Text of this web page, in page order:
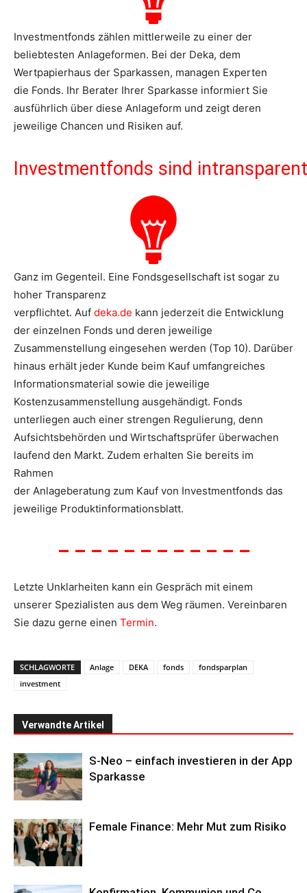
Investmentfonds zählen mittlerweile zu einer der
beliebtesten Anlageformen. Bei der Deka, dem
Wertpapierhaus der Sparkassen, managen Experten
die Fonds. Ihr Berater Ihrer Sparkasse informiert Sie
ausführlich über diese Anlageform und zeigt deren
jeweilige Chancen und Risiken auf.
Investmentfonds sind
Ganz im Gegenteil. Eine Fondsgesellschaft ist sogar zu
hoher Transparenz
verpflichtet. Auf deka.de kann jederzeit die Entwicklung
der einzelnen Fonds und deren jeweilige
Zusammenstellung eingesehen werden (Top 10). Darüber
hinaus erhält jeder Kunde beim Kauf umfangreiches
Informationsmaterial sowie die jeweilige
Kostenzusammenstellung ausgehändigt. Fonds
unterliegen auch einer strengen Regulierung, denn
Aufsichtsbehörden und Wirtschaftsprüfer überwachen
laufend den Markt. Zudem erhalten Sie bereits im
Rahmen
der Anlageberatung zum Kauf von Investmentfonds das
jeweilige Produktinformationsblatt.
– – – – – – – – – – – –
Letzte Unklarheiten kann ein Gespräch mit einem
unserer Spezialisten aus dem Weg räumen. Vereinbaren
Sie dazu gerne einen Termin.
SCHLAGWORTE Anlage DEKA fonds
fondsparplan
investment
Verwandte Artikel
S-Neo – einfach investieren in der App
Sparkasse
Female Finance: Mehr Mut zum Risiko